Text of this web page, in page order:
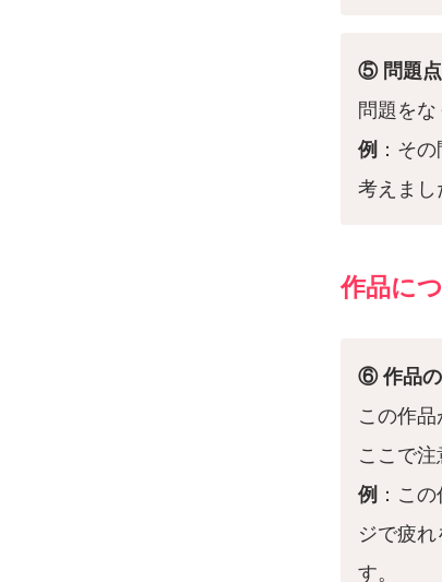
⑤ 問題点
問題をな
例 ：そ
考えまし
作品に
⑥ 作品
この作
ここで
例 ：こ
ジで疲
す。